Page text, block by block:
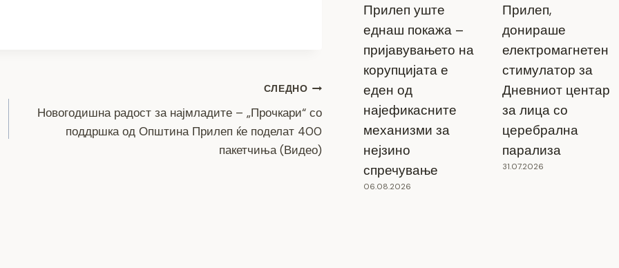
СЛЕДНО
Новогодишна радост за најмладите – „Прочкари“ со
поддршка од Општина Прилеп ќе поделат 400
пакетчиња (Видео)
Прилеп уште
еднаш покажа –
пријавувањето на
корупцијата е
еден од
најефикасните
механизми за
нејзино
спречување
06.08.2026
Прилеп,
донираше
електромагнетен
стимулатор за
Дневниот центар
за лица со
церебрална
парализа
31.07.2026